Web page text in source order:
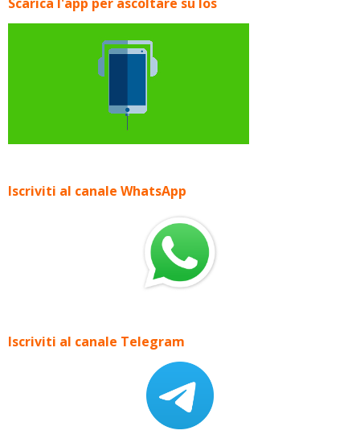
Iscriviti al canale WhatsApp
Iscriviti al canale Telegram